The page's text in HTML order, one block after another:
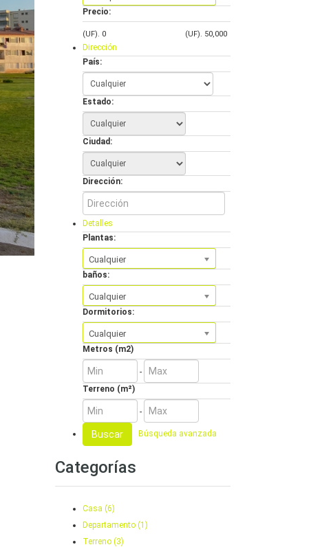
Precio:
(UF). 0 (UF). 50,000
Dirección
País:
Estado:
Ciudad:
Dirección:
Detalles
Plantas:
Cualquier
baños:
Cualquier
Dormitorios:
Cualquier
Metros (m2)
-
Terreno (m²)
-
Buscar Búsqueda avanzada
Categorías
Casa (6)
Departamento (1)
Terreno (3)